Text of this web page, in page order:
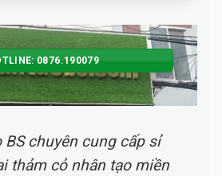
0876.190079
BS chuyên cung cấp sỉ
thảm cỏ nhân tạo miền